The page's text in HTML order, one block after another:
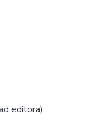
editora)